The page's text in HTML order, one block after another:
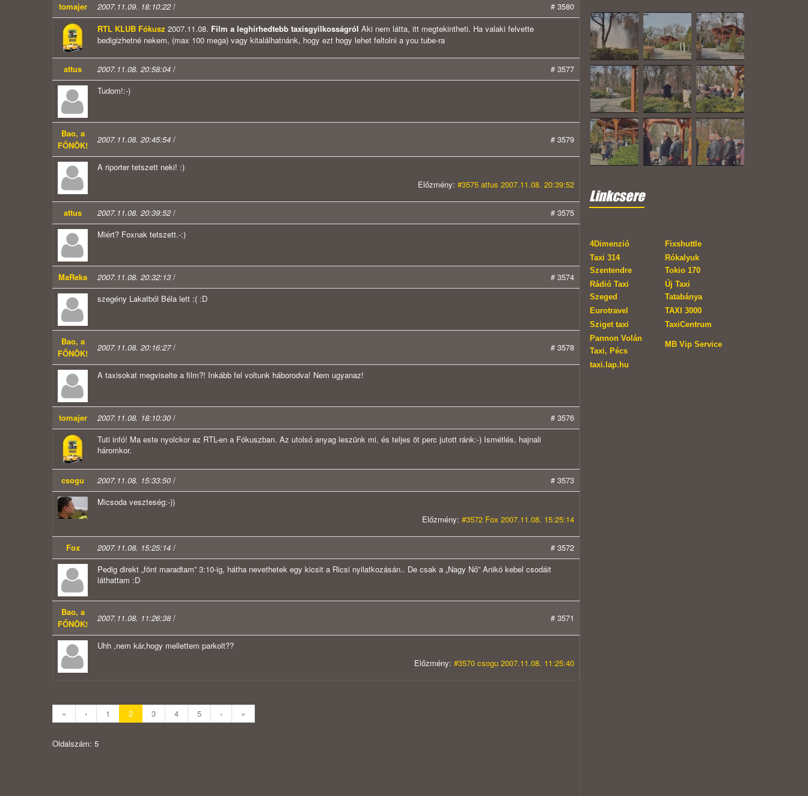
tomajer 2007.11.09. 18:10:22/
# 3580
RTL KLUB Fókusz 2007.11.08. Film a leghírhedtebb taxisgyilkosságról Aki nem látta, itt megtekintheti. Ha valaki felvette
bedigizhetné nekem, (max 100 mega) vagy kitalálhatnánk, hogy ezt hogy lehet feltolni a you tube-ra
attus 2007.11.08. 20:58:04 /
# 3577
Tudom!:-)
Bao, a
FŐNÖK!
2007.11.08. 20:45:54 / # 3579
A riporter tetszett neki! :)
Előzmény: #3575 attus 2007.11.08. 20:39:52
attus 2007.11.08. 20:39:52/
# 3575
Miért? Foxnak tetszett.-:)
MaReka 2007.11.08. 20:32:13 /
# 3574
szegény Lakatból Béla lett :( :D
Bao, a
FŐNÖK!
2007.11.08. 20:16:27/ # 3578
A taxisokat megviselte a film?! Inkább fel voltunk háborodva! Nem ugyanaz!
tomajer 2007.11.08. 18:10:30 /
# 3576
Tuti infó! Ma este nyolckor az RTL-en a Fókuszban. Az utolsó anyag leszünk mi, és teljes öt perc jutott ránk:-) Ismétlés, hajnali
háromkor.
csogu 2007.11.08. 15:33:50 /
# 3573
Micsoda veszteség:-))
Előzmény: #3572 Fox 2007.11.08. 15:25:14
Fox 2007.11.08. 15:25:14 /
# 3572
Pedig direkt „fönt maradtam” 3:10-ig, hátha nevethetek egy kicsit a Ricsi nyilatkozásán.. De csak a „Nagy Nő” Anikó kebel csodáit
láthattam :D
Bao, a
FŐNÖK!
2007.11.08. 11:26:38 / # 3571
Uhh ,nem kár,hogy mellettem parkolt??
Előzmény: #3570 csogu 2007.11.08. 11:25:40
« ‹ 1 2 3 4 5 › »
Oldalszám: 5
Linkcsere
4Dimenzió
Fixshuttle
Taxi 314
Szentendre
Rókalyuk
Tokio 170
Rádió Taxi
Szeged
Új Taxi
Tatabánya
Eurotravel
TAXI 3000
Sziget taxi
TaxiCentrum
Pannon Volán
Taxi, Pécs
MB Vip Service
taxi.lap.hu